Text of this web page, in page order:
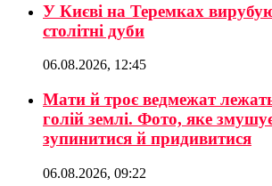
У Києві на Теремках
столітні дуби
06.08.2026, 12:45
Мати й троє ведмежат
голій землі. Фото, яке
зупинитися й придивитися
06.08.2026, 09:22